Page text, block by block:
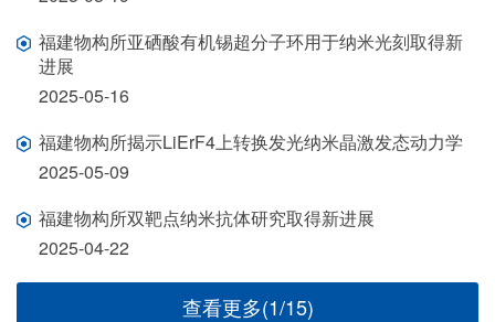
福建物构所亚硒酸有机锡超分子环用于纳米光刻取得新
进展
2025-05-16
福建物构所揭示LiErF4上转换发光纳米晶激发态动力学
2025-05-09
福建物构所双靶点纳米抗体研究取得新进展
2025-04-22
查看更多(1/15)